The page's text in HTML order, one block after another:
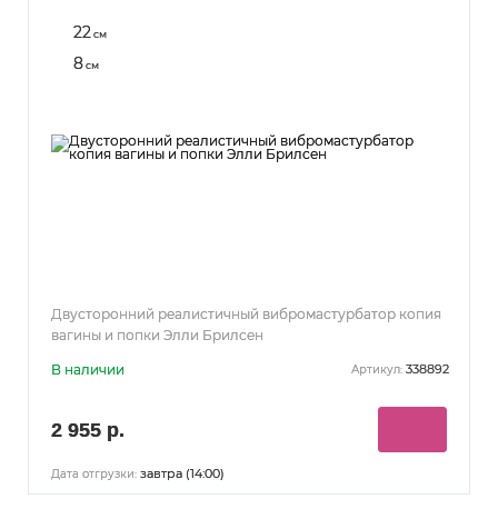
22 см
8см
Двусторонний реалистичный вибромастурбатор копия
вагины и попки Элли Брилсен
В наличии Артикул: 338892
2 955 р.
Дата отгрузки: завтра (14:00)